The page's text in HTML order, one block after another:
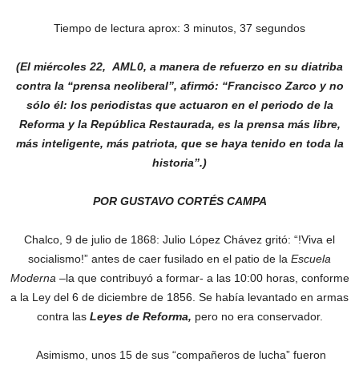
Tiempo de lectura aprox: 3 minutos, 37 segundos
(El miércoles 22, AML0, a manera de refuerzo en su diatriba
contra la “prensa neoliberal”, afirmó: “Francisco Zarco y no
sólo él: los periodistas que actuaron en el periodo de la
Reforma y la República Restaurada, es la prensa más libre,
más inteligente, más patriota, que se haya tenido en toda la
historia”.)
POR GUSTAVO CORTÉS CAMPA
Chalco, 9 de julio de 1868: Julio López Chávez gritó: “!Viva el
socialismo!” antes de caer fusilado en el patio de la Escuela
Moderna –la que contribuyó a formar- a las 10:00 horas, conforme
a la Ley del 6 de diciembre de 1856. Se había levantado en armas
contra las Leyes de Reforma, pero no era conservador.
Asimismo, unos 15 de sus “compañeros de lucha” fueron